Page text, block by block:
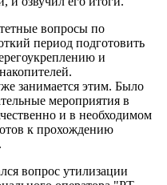
вопросы по
период подготовить
и
занимается этим. Было
мероприятия в
и в необходимом
к прохождению
вопрос утилизации